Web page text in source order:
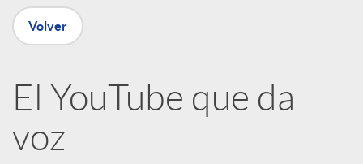
n
R
e
Volver
El YouTube que da
voz